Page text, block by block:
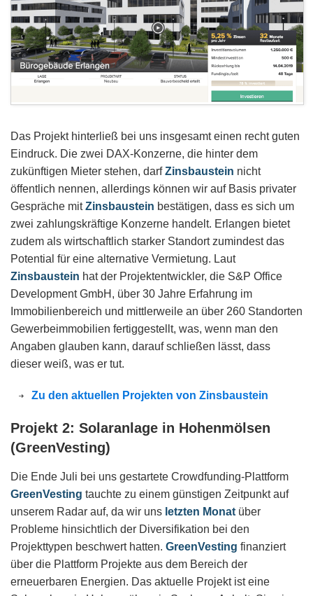
Das Projekt hinterließ bei uns insgesamt einen recht guten
Eindruck. Die zwei DAX-Konzerne, die hinter dem
zukünftigen Mieter stehen, darfZinsbaustein nicht
öffentlich nennen, allerdings können wir auf Basis privater
Gespräche mitZinsbaustein bestätigen, dass es sich um
zwei zahlungskräftige Konzerne handelt. Erlangen bietet
zudem als wirtschaftlich starker Standort zumindest das
Potential für eine alternative Vermietung. Laut
Zinsbaustein hat der Projektentwickler, die S&P Office
Development GmbH, über 30 Jahre Erfahrung im
Immobilienbereich und mittlerweile an über 260 Standorten
Gewerbeimmobilien fertiggestellt, was, wenn man den
Angaben glauben kann, darauf schließen lässt, dass
dieser weiß, was er tut.
Zu den aktuellen Projekten von Zinsbaustein
Projekt 2: Solaranlage in Hohenmölsen
(GreenVesting)
Die Ende Juli bei uns gestartete Crowdfunding-Plattform
GreenVesting tauchte zu einem günstigen Zeitpunkt auf
unserem Radar auf, da wir uns letzten Monat über
Probleme hinsichtlich der Diversifikation bei den
Projekttypen beschwert hatten. GreenVesting finanziert
über die Plattform Projekte aus dem Bereich der
erneuerbaren Energien. Das aktuelle Projekt ist eine